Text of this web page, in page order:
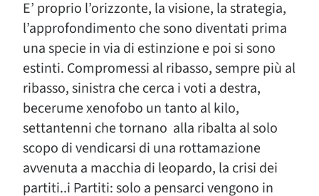
E’ proprio l’orizzonte, la visione, la strategia,
l’approfondimento che sono diventati prima
una specie in via di estinzione e poi si sono
estinti. Compromessi al ribasso, sempre più al
ribasso, sinistra che cerca i voti a destra,
becerume xenofobo un tanto al kilo,
settantenni che tornano alla ribalta al solo
scopo di vendicarsi di una rottamazione
avvenuta a macchia di leopardo, la crisi dei
partiti..i Partiti: solo a pensarci vengono in